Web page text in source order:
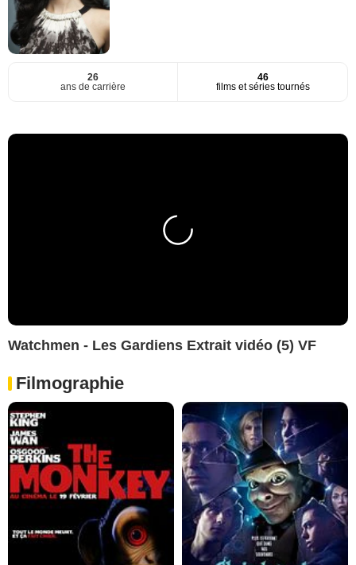
26
ans de carrière
46
films et séries tournés
Watchmen - Les Gardiens Extrait vidéo (5) VF
Filmographie